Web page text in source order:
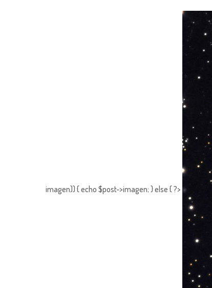
imagen)) { echo $post->imagen; } else { ?>